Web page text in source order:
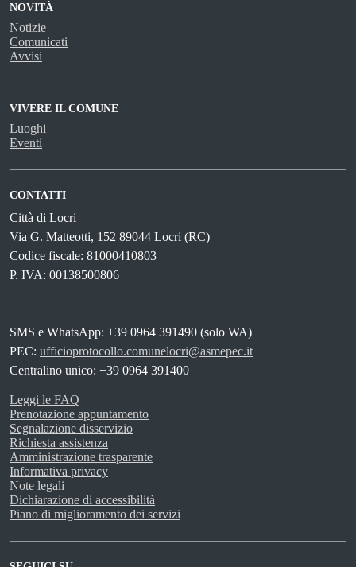
NOVITÀ
Notizie
Comunicati
Avvisi
VIVERE IL COMUNE
Luoghi
Eventi
CONTATTI
Città di Locri
Via G. Matteotti, 152 89044 Locri (RC)
Codice fiscale: 81000410803
P. IVA: 00138500806
SMS e WhatsApp: +39 0964 391490 (solo WA)
PEC: ufficioprotocollo.comunelocri@asmepec.it
Centralino unico: +39 0964 391400
Leggi le FAQ
Prenotazione appuntamento
Segnalazione disservizio
Richiesta assistenza
Amministrazione trasparente
Informativa privacy
Note legali
Dichiarazione di accessibilità
Piano di miglioramento dei servizi